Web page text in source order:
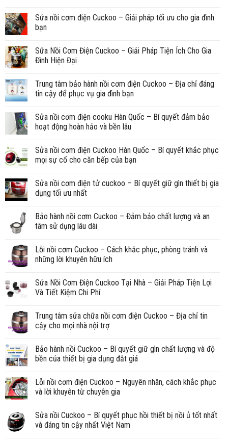
Sửa nồi cơm điện Cuckoo – Giải pháp tối ưu cho gia đình
bạn
Sữa Nồi Cơm Điện Cuckoo – Giải Pháp Tiện Ích Cho Gia
Đình Hiện Đại
Trung tâm bảo hành nồi cơm điện Cuckoo – Địa chỉ đáng
tin cậy để phục vụ gia đình bạn
Sửa nồi cơm điện cooku Hàn Quốc – Bí quyết đảm bảo
hoạt động hoàn hảo và bền lâu
Sửa nồi cơm điện Cuckoo Hàn Quốc – Bí quyết khắc phục
mọi sự cố cho căn bếp của bạn
Sửa nồi cơm điện tử cuckoo – Bí quyết giữ gìn thiết bị gia
dụng tối ưu nhất
Bảo hành nồi cơm Cuckoo – Đảm bảo chất lượng và an
tâm sử dụng lâu dài
Lỗi nồi cơm Cuckoo – Cách khắc phục, phòng tránh và
những lời khuyên hữu ích
Sửa Nồi Cơm Điện Cuckoo Tại Nhà – Giải Pháp Tiện Lợi
Và Tiết Kiệm Chi Phí
Trung tâm sửa chữa nồi cơm điện Cuckoo – Địa chỉ tin
cậy cho mọi nhà nội trợ
Bảo hành nồi Cuckoo – Bí quyết giữ gìn chất lượng và độ
bền của thiết bị gia dụng đắt giá
Lỗi nồi cơm điện Cuckoo – Nguyên nhân, cách khắc phục
và lời khuyên từ chuyên gia
Sửa nồi Cuckoo – Bí quyết phục hồi thiết bị nồi ủ tốt nhất
và đáng tin cậy nhất Việt Nam